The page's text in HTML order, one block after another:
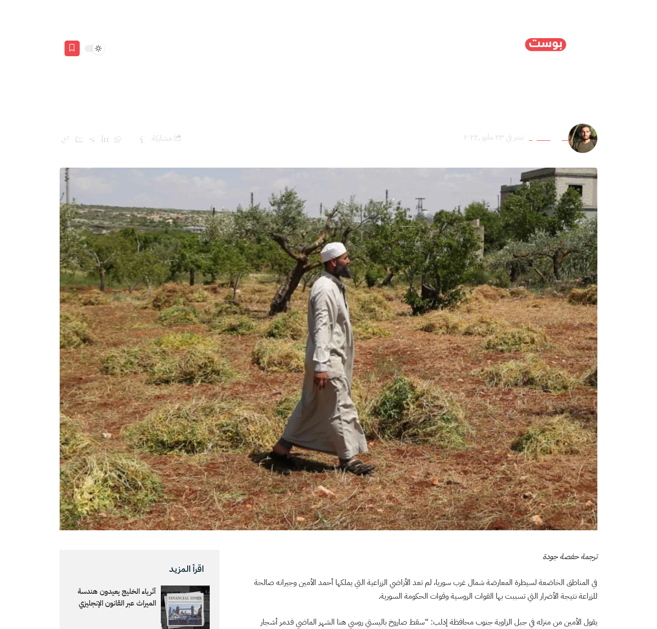
هارون الأسود نشر في ٢٣ مايو ,٢٠٢٢ مشاركة
ترجمة حفصة جودة
في المناطق الخاضعة لسيطرة المعارضة شمال غرب سوريا، لم تعد الأراضي الزراعية التي يملكها أحمد الأمين وجيرانه صالحة
للزراعة نتيجة الأضرار التي تسببت بها القوات الروسية وقوات الحكومة السورية.
يقول الأمين من منزله في جبل الزاوية جنوب محافظة إدلب: “سقط صاروخ باليستي روسي هنا الشهر الماضي فدمر أشجار
اقرأ المزيد
أثرياء الخليج يعيدون هندسة
الميراث عبر القانون الإنجليزي